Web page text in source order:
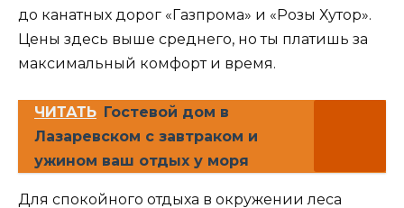
до канатных дорог «Газпрома» и «Розы Хутор».
Цены здесь выше среднего, но ты платишь за
максимальный комфорт и время.
ЧИТАТЬ Гостевой дом в
Лазаревском с завтраком и
ужином ваш отдых у моря
Для спокойного отдыха в окружении леса